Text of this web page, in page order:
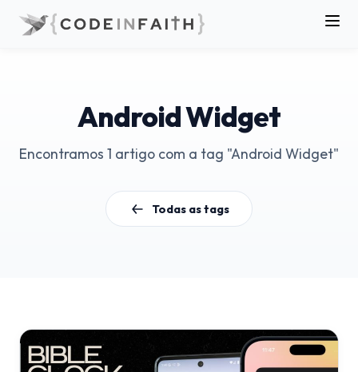
Android Widget
Encontramos 1 artigo com a tag "Android Widget"
Todas as tags